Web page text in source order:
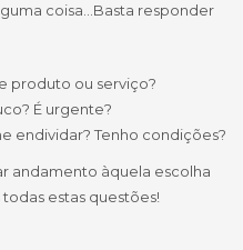
coisa…Basta responder
produto ou serviço?
É urgente?
endividar? Tenho condições?
andamento àquela escolha
estas questões!